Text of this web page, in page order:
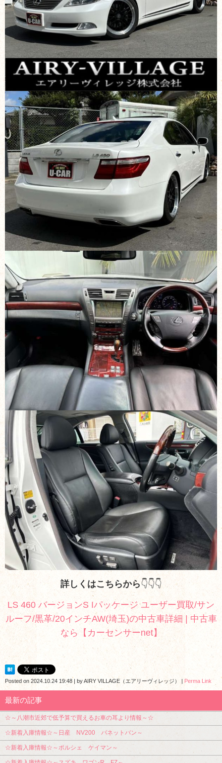
詳しくはこちらから 👇👇👇
LS 460 バージョンS Iパッケージ ユーザー買取/サン
ルーフ/黒革/20インチAW(埼玉)の中古車詳細 | 中古車
なら【カーセンサーnet】
Posted on 2024.10.24 19:48 byAIRY VILLAGE（エアリーヴィレッジ） Perma Link
最新の記事
☆～八潮市近郊で低予算で買えるお車の耳より情報～☆
☆新着入庫情報☆～日産 NV200 バネットバン～
☆新着入庫情報☆～ポルシェ ケイマン～